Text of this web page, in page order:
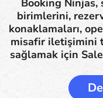
Booking
birimlerini,
konaklamaları,
misafir iletişimini
sağlamak için